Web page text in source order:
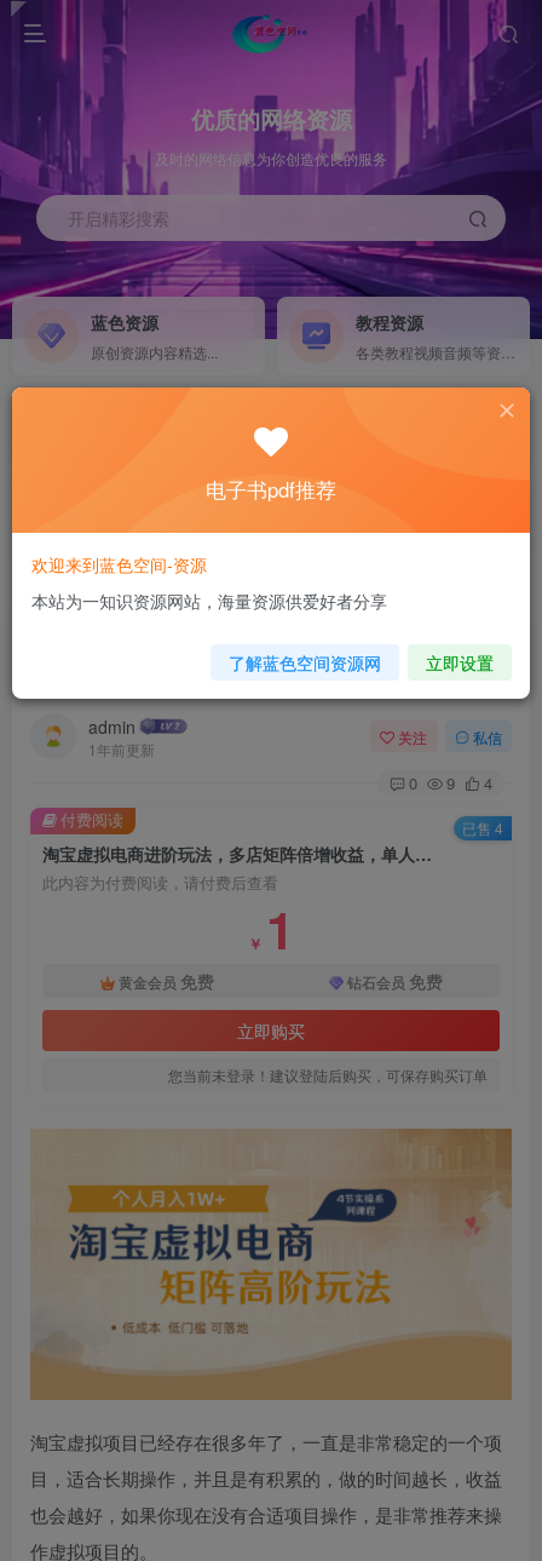
优质的网络资源
及时的网络信息为你创造优良的服务
开启精彩搜索
蓝色资源
原创资源内容精选...
教程资源
计算机 移动设备 软件下载....
电子书籍下载...
首页 电商运营 正文
淘宝虚拟电商进阶玩法，多店矩阵倍增收益，单人
admin
1年前更新
关注 私信
0 9 4
淘宝虚拟电商进阶玩法，多店矩阵倍增收益，单人月入1W+
此内容为付费阅读，请付费后查看
￥ 1
黄金会员 免费 钻石会员 免费
立即购买
您当前未登录！建议登陆后购买，可保存购买订单
付费阅读 已售 4
淘宝虚拟项目已经存在很多年了，一直是非常稳定的一个项
目，适合长期操作，并且是有积累的，做的时间越长，收益
也会越好，如果你现在没有合适项目操作，是非常推荐来操
作虚拟项目的。
电子书pdf推荐
欢迎来到蓝色空间-资源
本站为一知识资源网站，海量资源供爱好者分享
了解蓝色空间资源网 立即设置